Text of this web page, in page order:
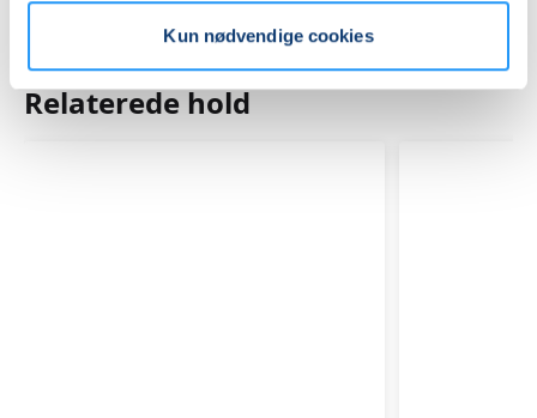
Kun nødvendige cookies
Relaterede hold